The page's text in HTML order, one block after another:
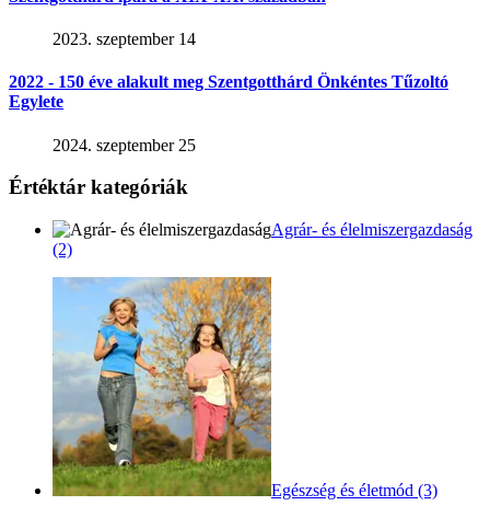
2023. szeptember 14
2022 - 150 éve alakult meg Szentgotthárd Önkéntes Tűzoltó
Egylete
2024. szeptember 25
Értéktár kategóriák
Agrár- és élelmiszergazdaság
(2)
Egészség és életmód (3)